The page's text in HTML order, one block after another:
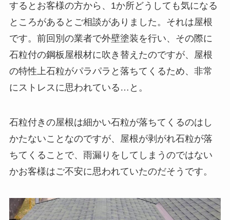
するとお客様の方から、1か所どうしても気になる
ところがあるとご相談がありました。それは屋根
です。前回別の業者で外壁塗装を行い、その際に
石粒付の鋼板屋根材に吹き替えたのですが、屋根
の特性上石粒がパラパラと落ちてくるため、非常
にストレスに思われている…と。
石粒付きの屋根は細かい石粒が落ちてくるのはし
かたないことなのですが、屋根が剥がれ石粒が落
ちてくることで、雨漏りをしてしまうのではない
かお客様はご不安に思われていたのだそうです。